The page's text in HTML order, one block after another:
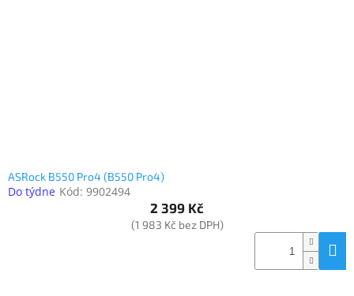
ASRock B550 Pro4 (B550 Pro4)
Do týdne Kód: 9902494
2 399 Kč
(1 983 Kč bez DPH)